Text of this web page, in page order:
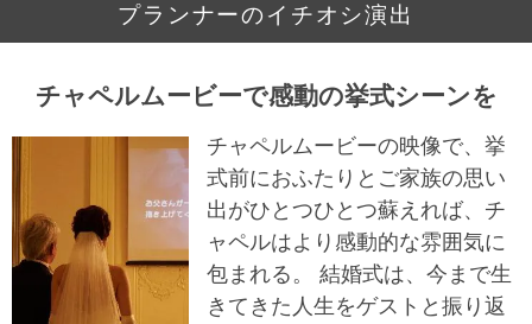
プランナーのイチオシ演出
チャペルムービーで感動の挙式シーンを
チャペルムービーの映像で、挙
式前におふたりとご家族の思い
出がひとつひとつ蘇えれば、チ
ャペルはより感動的な雰囲気に
包まれる。 結婚式は、今まで生
きてきた人生をゲストと振り返